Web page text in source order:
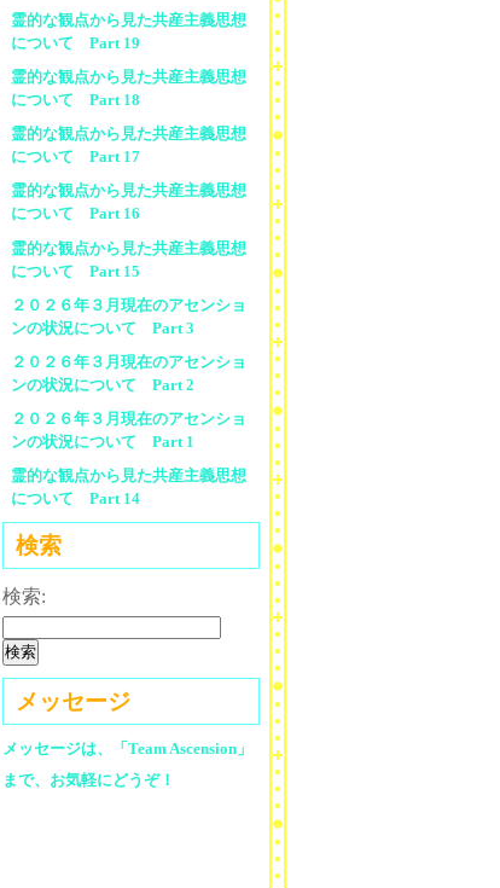
霊的な観点から見た共産主義思想
について Part 19
霊的な観点から見た共産主義思想
について Part 18
霊的な観点から見た共産主義思想
について Part 17
霊的な観点から見た共産主義思想
について Part 16
霊的な観点から見た共産主義思想
について Part 15
２０２６年３月現在のアセンショ
ンの状況について Part 3
２０２６年３月現在のアセンショ
ンの状況について Part 2
２０２６年３月現在のアセンショ
ンの状況について Part 1
霊的な観点から見た共産主義思想
について Part 14
検索
検索:
メッセージ
メッセージは、「Team Ascension」
まで、お気軽にどうぞ！